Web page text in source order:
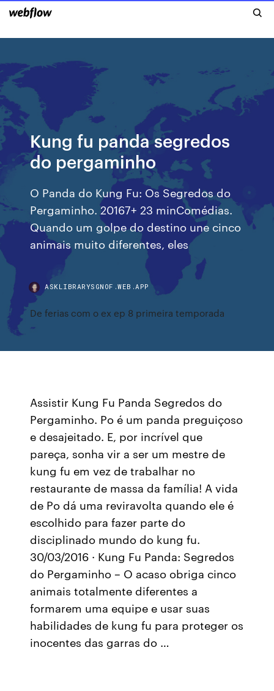
Kung fu panda segredos
do pergaminho
O Panda do Kung Fu: Os Segredos do
Pergaminho. 20167+ 23 minComédias.
Quando um golpe do destino une cinco
animais muito diferentes, eles
ASKLIBRARYSGNOF.WEB.APP
De ferias com o ex ep 8 primeira temporada
Assistir Kung Fu Panda Segredos do
Pergaminho. Po é um panda preguiçoso
e desajeitado. E, por incrível que
pareça, sonha vir a ser um mestre de
kung fu em vez de trabalhar no
restaurante de massa da família! A vida
de Po dá uma reviravolta quando ele é
escolhido para fazer parte do
disciplinado mundo do kung fu.
30/03/2016 · Kung Fu Panda: Segredos
do Pergaminho – O acaso obriga cinco
animais totalmente diferentes a
formarem uma equipe e usar suas
habilidades de kung fu para proteger os
inocentes das garras do …